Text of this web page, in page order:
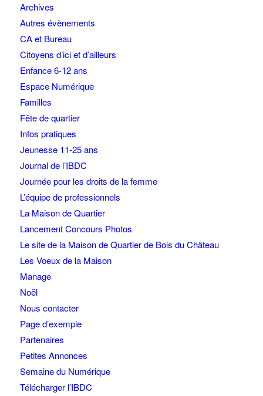
Archives
Autres évènements
CA et Bureau
Citoyens d’ici et d’ailleurs
Enfance 6-12 ans
Espace Numérique
Familles
Fête de quartier
Infos pratiques
Jeunesse 11-25 ans
Journal de l’IBDC
Journée pour les droits de la femme
L’équipe de professionnels
La Maison de Quartier
Lancement Concours Photos
Le site de la Maison de Quartier de Bois du Château
Les Voeux de la Maison
Manage
Noël
Nous contacter
Page d’exemple
Partenaires
Petites Annonces
Semaine du Numérique
Télécharger l’IBDC